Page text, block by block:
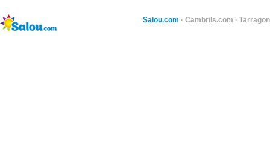
Salou.com · Cambrils.com ·